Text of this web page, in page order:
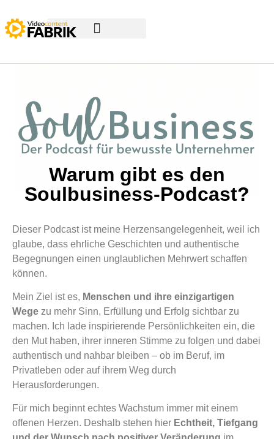
Warum gibt es den
Soulbusiness-Podcast?
Dieser Podcast ist meine Herzensangelegenheit, weil ich
glaube, dass ehrliche Geschichten und authentische
Begegnungen einen unglaublichen Mehrwert schaffen
können.
Mein Ziel ist es, Menschen und ihre einzigartigen
Wege zu mehr Sinn, Erfüllung und Erfolg sichtbar zu
machen. Ich lade inspirierende Persönlichkeiten ein, die
den Mut haben, ihrer inneren Stimme zu folgen und dabei
authentisch und nahbar bleiben – ob im Beruf, im
Privatleben oder auf ihrem Weg durch
Herausforderungen.
Für mich beginnt echtes Wachstum immer mit einem
offenen Herzen. Deshalb stehen hier Echtheit, Tiefgang